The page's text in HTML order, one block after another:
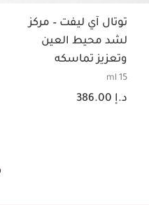
توتال آي ليفت – مركز
لشد محيط العين
وتعزيز تماسكه
15 ml
السعر الحالي هو د.إ 386.00
د.إ 386.00